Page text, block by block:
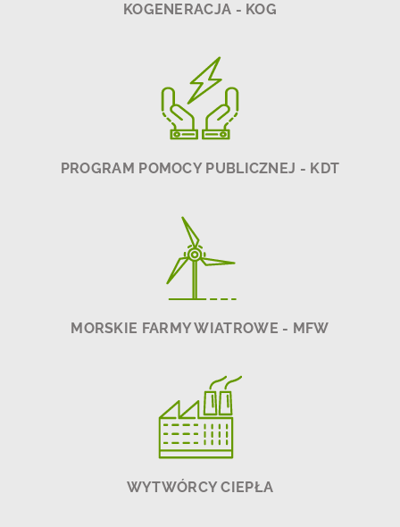
KOGENERACJA - KOG
PROGRAM POMOCY PUBLICZNEJ - KDT
MORSKIE FARMY WIATROWE - MFW
WYTWÓRCY CIEPŁA